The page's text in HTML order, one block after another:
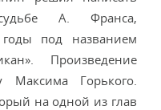
А. Франса,
под названием
Произведение
Максима Горького.
на одной из глав